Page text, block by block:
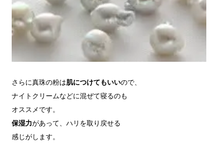
さらに真珠の粉は肌につけてもいいので、
ナイトクリームなどに混ぜて寝るのも
保湿力があって、ハリを取り戻せる
感じがします。